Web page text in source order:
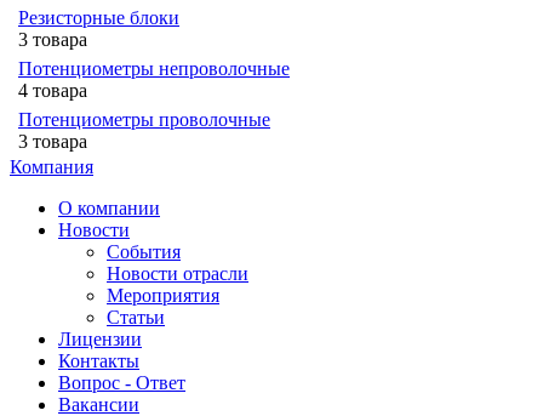
Резисторные блоки
3 товара
Потенциометры непроволочные
4 товара
Потенциометры проволочные
3 товара
Компания
О компании
Новости
События
Новости отрасли
Мероприятия
Статьи
Лицензии
Контакты
Вопрос - Ответ
Вакансии